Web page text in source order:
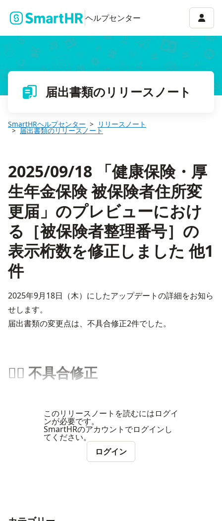
ヘルプセンター アカ
届出書類のリリースノート
SmartHRヘルプセンター リリースノート
届出書類のリリースノート
2025/09/18 「健康保険・厚
生年金保険 被保険者住所変
更届」のプレビューにおけ
る［被保険者整理番号］の
表示桁数を修正しました 他1
件
2025年9月18日（木）にしたアップデートの詳細をお知ら
せします。
届出書類の変更点は、不具合修正2件でした。
👨‍⚕️ 不具合修正
このリリースノートを読むにはログイ
ンが必要です。
SmartHRのアカウントでログインし
てください。
ログイン